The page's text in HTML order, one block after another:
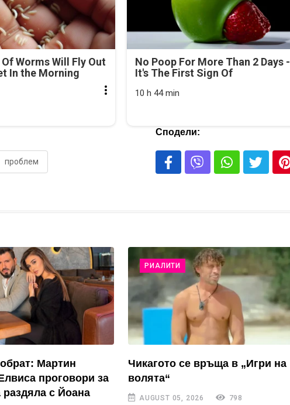
Worms Will Fly Out
In the Morning
No Poop For More Than 2 Days -
It's The First Sign Of
10 h 44 min
проблем
Сподели:
Мартин
проговори за
раздяла с Йоана
РИАЛИТИ
Чикагото се връща в „Игри на
волята“
AUGUST 05, 2026 798